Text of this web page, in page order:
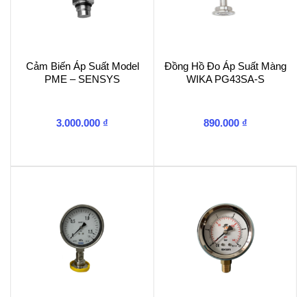
Cảm Biến Áp Suất Model
PME – SENSYS
3.000.000 ₫
Đồng Hồ Đo Áp Suất Màng
WIKA PG43SA-S
890.000 ₫